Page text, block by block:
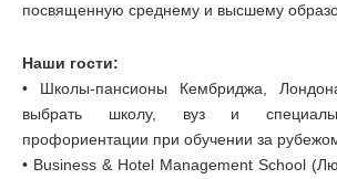
посвященную среднему и высшему
Наши гости:
• Школы-пансионы Кембриджа,
выбрать школу, вуз и
профориентации при обучении за
• Business & Hotel Management School